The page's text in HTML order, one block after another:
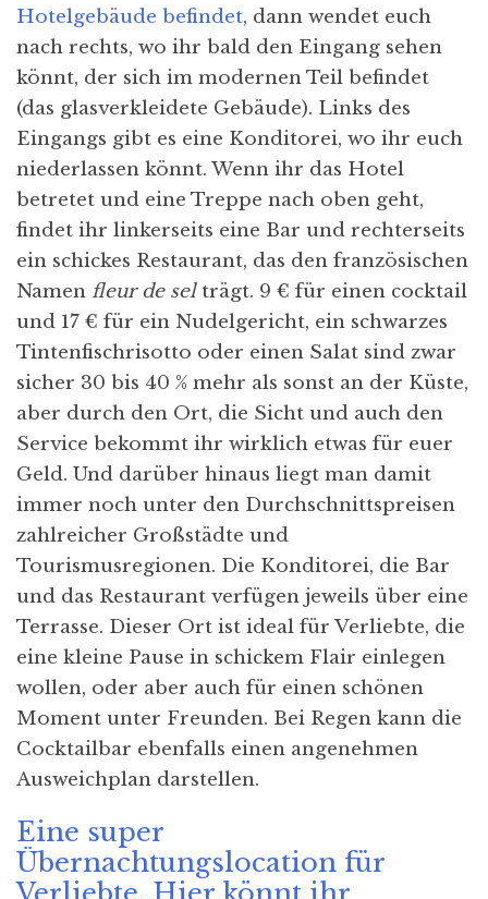
Hotelgebäude befindet, dann wendet euch
nach rechts, wo ihr bald den Eingang sehen
könnt, der sich im modernen Teil befindet
(das glasverkleidete Gebäude). Links des
Eingangs gibt es eine Konditorei, wo ihr euch
niederlassen könnt. Wenn ihr das Hotel
betretet und eine Treppe nach oben geht,
findet ihr linkerseits eine Bar und rechterseits
ein schickes Restaurant, das den französischen
Namen fleur de selträgt. 9 € für einen cocktail
und 17 € für ein Nudelgericht, ein schwarzes
Tintenfischrisotto oder einen Salat sind zwar
sicher 30 bis 40 % mehr als sonst an der Küste,
aber durch den Ort, die Sicht und auch den
Service bekommt ihr wirklich etwas für euer
Geld. Und darüber hinaus liegt man damit
immer noch unter den Durchschnittspreisen
zahlreicher Großstädte und
Tourismusregionen. Die Konditorei, die Bar
und das Restaurant verfügen jeweils über eine
Terrasse. Dieser Ort ist ideal für Verliebte, die
eine kleine Pause in schickem Flair einlegen
wollen, oder aber auch für einen schönen
Moment unter Freunden. Bei Regen kann die
Cocktailbar ebenfalls einen angenehmen
Ausweichplan darstellen.
Eine super
Übernachtungslocation für